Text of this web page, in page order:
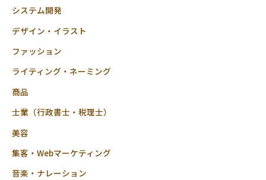
システム開発
デザイン・イラスト
ファッション
ライティング・ネーミング
商品
士業（行政書士・税理士）
美容
集客・Webマーケティング
音楽・ナレーション